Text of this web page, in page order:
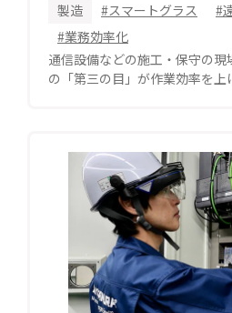
製造 #スマートグラス
#
#業務効率化
通信設備などの施工・保守の
の「第三の目」が作業効率を上